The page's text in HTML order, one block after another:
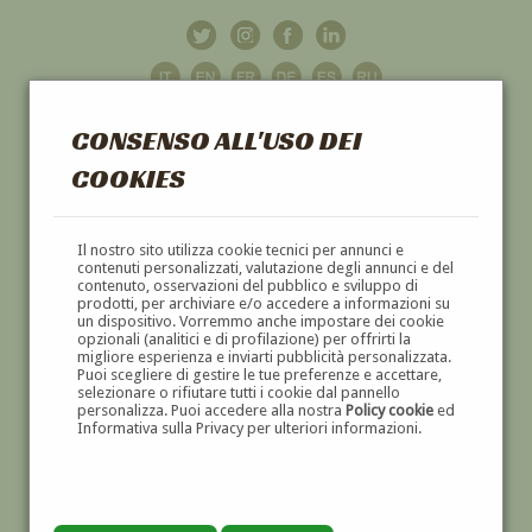
CONSENSO ALL'USO DEI
COOKIES
Il nostro sito utilizza cookie tecnici per annunci e
contenuti personalizzati, valutazione degli annunci e del
contenuto, osservazioni del pubblico e sviluppo di
prodotti, per archiviare e/o accedere a informazioni su
un dispositivo. Vorremmo anche impostare dei cookie
opzionali (analitici e di profilazione) per offrirti la
migliore esperienza e inviarti pubblicità personalizzata.
Puoi scegliere di gestire le tue preferenze e accettare,
selezionare o rifiutare tutti i cookie dal pannello
personalizza. Puoi accedere alla nostra Policy cookieed
Informativa sulla Privacy per ulteriori informazioni.
GALLERIAD'ARTE
DIPINTI E SCULTURE '800 E '900